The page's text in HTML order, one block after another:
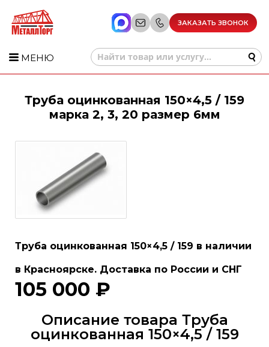
ЗАКАЗАТЬ ЗВОНОК
МЕНЮ
Труба оцинкованная 150×4,5 / 159
марка 2, 3, 20 размер 6мм
Труба оцинкованная 150×4,5 / 159 в наличии
в Красноярске. Доставка по России и СНГ
105 000 ₽
Описание товара Труба
оцинкованная 150×4,5 / 159